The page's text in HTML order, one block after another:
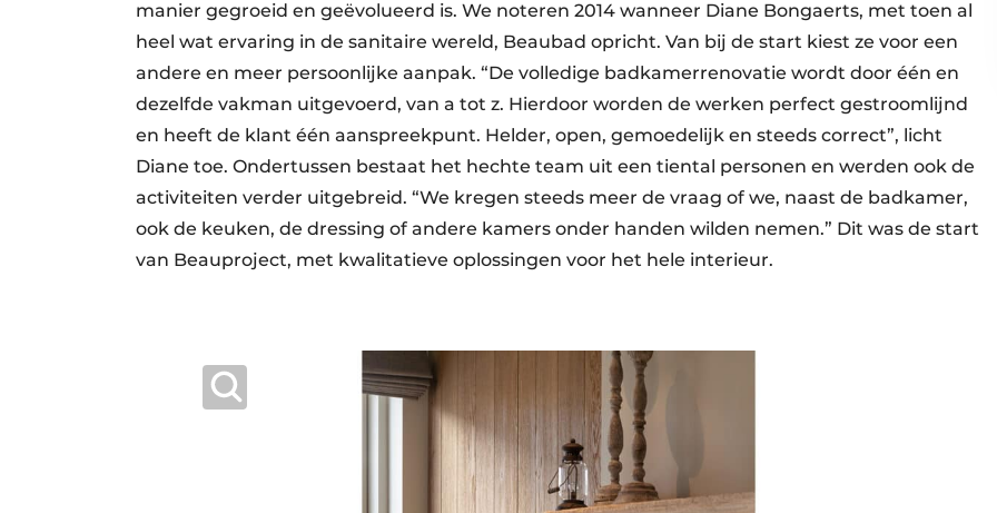
manier gegroeid en geëvolueerd is. We noteren 2014 wanneer Diane Bongaerts, met toen al
heel wat ervaring in de sanitaire wereld, Beaubad opricht. Van bij de start kiest ze voor een
andere en meer persoonlijke aanpak. “De volledige badkamerrenovatie wordt door één en
dezelfde vakman uitgevoerd, van a tot z. Hierdoor worden de werken perfect gestroomlijnd
en heeft de klant één aanspreekpunt. Helder, open, gemoedelijk en steeds correct”, licht
Diane toe. Ondertussen bestaat het hechte team uit een tiental personen en werden ook de
activiteiten verder uitgebreid. “We kregen steeds meer de vraag of we, naast de badkamer,
ook de keuken, de dressing of andere kamers onder handen wilden nemen.” Dit was de start
van Beauproject, met kwalitatieve oplossingen voor het hele interieur.